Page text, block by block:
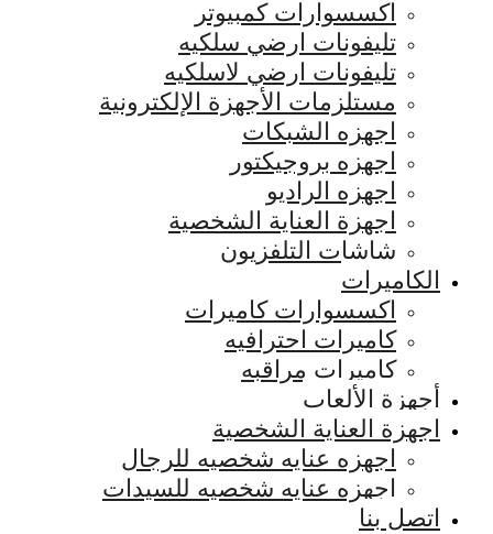
اكسسوارات كمبيوتر
تليفونات ارضي سلكيه
تليفونات ارضي لاسلكيه
مستلزمات الأجهزة الإلكترونية
اجهزه الشبكات
اجهزه بروجيكتور
اجهزه الراديو
اجهزة العناية الشخصية
شاشات التلفزيون
الكاميرات
اكسسوارات كاميرات
كاميرات احترافيه
كاميرات مراقبه
أجهزة الألعاب
اجهزة العناية الشخصية
اجهزه عنايه شخصيه للرجال
اجهزه عنايه شخصيه للسيدات
اتصل بنا